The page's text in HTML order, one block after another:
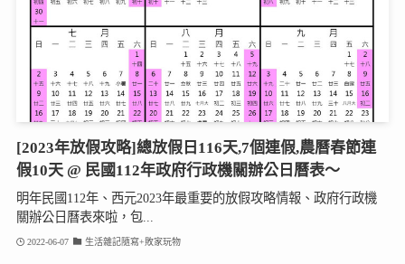
[2023年放假攻略]總放假日116天,7個連假,農曆春節連
假10天 @ 民國112年政府行政機關辦公日曆表～
明年民國112年、西元2023年最重要的放假攻略情報、政府行政機
關辦公日曆表來啦，包...
2022-06-07 生活雜記隨寫+敗家玩物